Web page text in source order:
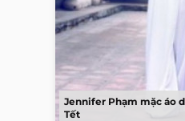
Jennifer Phạm mặc áo
Tết